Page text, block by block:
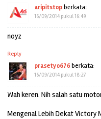
aripitstopberkata:
16/09/2014 pukul 16:49
noyz
Reply
prasetyo676berkata:
16/09/2014 pukul 18:27
Wah keren. Nih salah satu
Mengenal Lebih Dekat